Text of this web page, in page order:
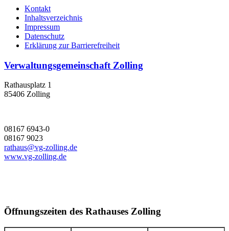
Kontakt
Inhaltsverzeichnis
Impressum
Datenschutz
Erklärung zur Barrierefreiheit
Verwaltungsgemeinschaft Zolling
Rathausplatz 1
85406 Zolling
08167 6943-0
08167 9023
rathaus@vg-zolling.de
www.vg-zolling.de
Öffnungszeiten des Rathauses Zolling